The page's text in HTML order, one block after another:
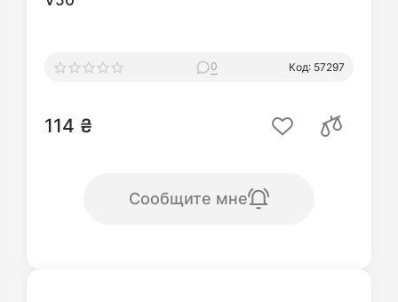
0 Код: 57297
114 ₴
Сообщите мне